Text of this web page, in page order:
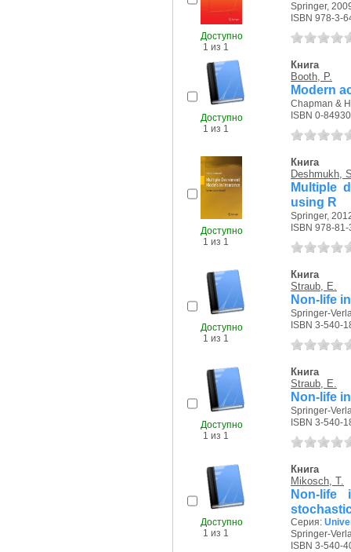
Доступно
1 из 1
Springer,
ISBN 978-3-
Доступно
1 из 1
Книга
Booth, P.
Modern
Chapman &
ISBN 0-
Доступно
1 из 1
Книга
Deshmukh,
Multiple
using R
Springer,
ISBN 978-
Доступно
1 из 1
Книга
Straub, E.
Non-life
Springer-
ISBN 3-540-
Доступно
1 из 1
Книга
Straub, E.
Non-life
Springer-
ISBN 3-540-
Доступно
1 из 1
Книга
Mikosch, T.
Non-life
Серия:
Springer-
ISBN 3-540-